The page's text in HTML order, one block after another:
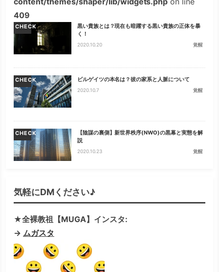
409
CHECK
黒い貴族とは？現在も暗躍する黒い貴族の正体を暴
く！
2020.10.20 覚醒
CHECK ビルゲイツの本名は？彼の家系と人脈について
2020.10.7 覚醒
CHECK
【陰謀の裏側】新世界秩序(NWO)の黒幕と実態を解
説
2020.10.23 覚醒
気軽にDMください♪
★全裸教祖【MUGA】インスタ:
→ ムガスタ